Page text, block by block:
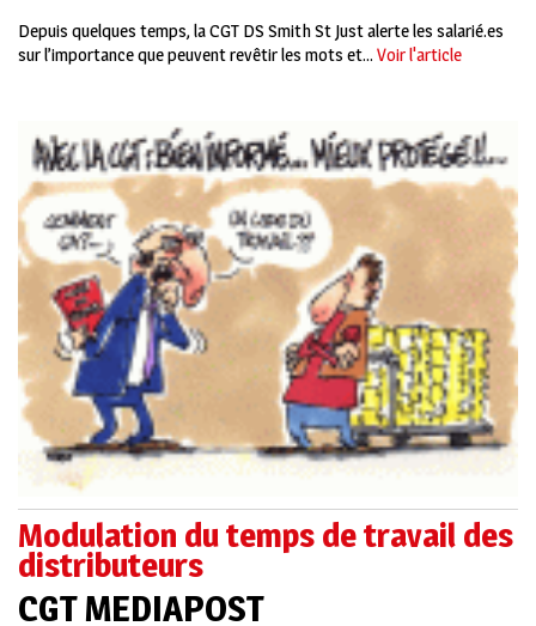
Depuis quelques temps, la CGT DS Smith St Just alerte les salarié.es
sur l’importance que peuvent revêtir les mots et... Voir l'article
Modulation du temps de travail des
distributeurs
CGT MEDIAPOST